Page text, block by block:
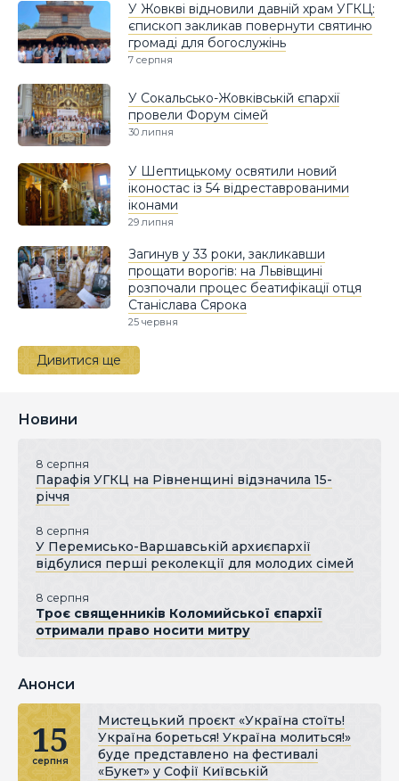
У Жовкві відновили давній храм УГКЦ:
єпископ закликав повернути святиню
громаді для богослужінь
7 серпня
У Сокальсько-Жовківській єпархії
провели Форум сімей
30 липня
У Шептицькому освятили новий
іконостас із 54 відреставрованими
іконами
29 липня
Загинув у 33 роки, закликавши
прощати ворогів: на Львівщині
розпочали процес беатифікації отця
Станіслава Сярока
25 червня
Дивитися ще
Новини
8 серпня
Парафія УГКЦ на Рівненщині відзначила 15-
річчя
8 серпня
У Перемисько-Варшавській архиєпархії
відбулися перші реколекції для молодих сімей
8 серпня
Троє священників Коломийської єпархії
отримали право носити митру
Анонси
15
серпня
Мистецький проєкт «Україна стоїть!
Україна бореться! Україна молиться!»
буде представлено на фестивалі
«Букет» у Софії Київській